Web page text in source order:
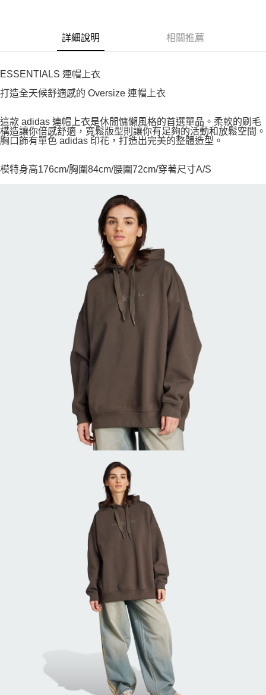
詳細說明 相關推薦
ESSENTIALS 連帽上衣
打造全天候舒適感的 Oversize 連帽上衣
這款 adidas 連帽上衣是休閒慵懶風格的首選單品。柔軟的刷毛
構造讓你倍感舒適，寬鬆版型則讓你有足夠的活動和放鬆空間。
胸口飾有單色 adidas 印花，打造出完美的整體造型。
模特身高176cm/胸圍84cm/腰圍72cm/穿著尺寸A/S